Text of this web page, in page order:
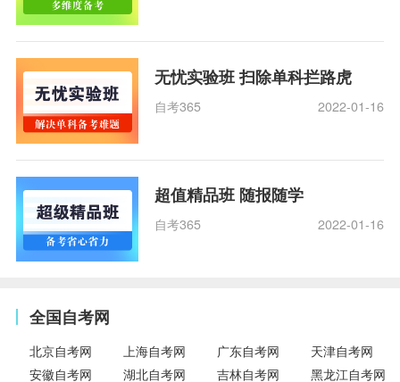
无忧实验班 扫除单科拦路虎
自考365 2022-01-16
超值精品班 随报随学
自考365 2022-01-16
全国自考网
北京自考网 上海自考网 广东自考网
天津自考网
安徽自考网
湖北自考网 吉林自考网 黑龙江自考网